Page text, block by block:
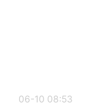
06-10 08:53